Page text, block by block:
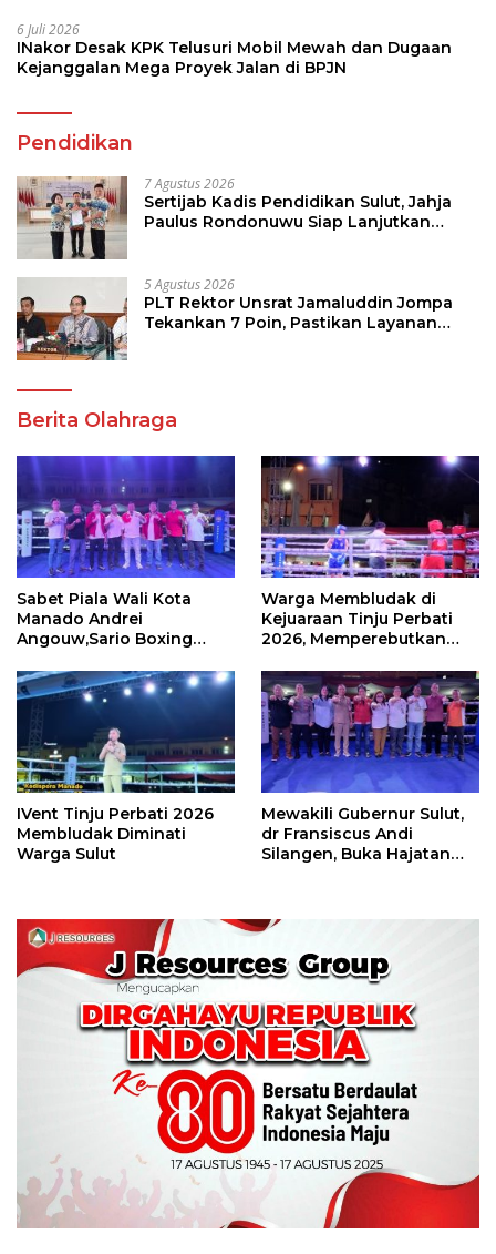
6 Juli 2026
INakor Desak KPK Telusuri Mobil Mewah dan Dugaan
Kejanggalan Mega Proyek Jalan di BPJN
Pendidikan
7 Agustus 2026
Sertijab Kadis Pendidikan Sulut, Jahja
Paulus Rondonuwu Siap Lanjutkan
5 Agustus 2026
PLT Rektor Unsrat Jamaluddin Jompa
Tekankan 7 Poin, Pastikan Layanan
Berita Olahraga
Sabet Piala Wali Kota
Manado Andrei
Angouw,Sario Boxing
Perbati 2026
Warga Membludak di
Kejuaraan Tinju Perbati
2026, Memperebutkan
IVent Tinju Perbati 2026
Membludak Diminati
Warga Sulut
Mewakili Gubernur Sulut,
dr Fransiscus Andi
Silangen, Buka Hajatan